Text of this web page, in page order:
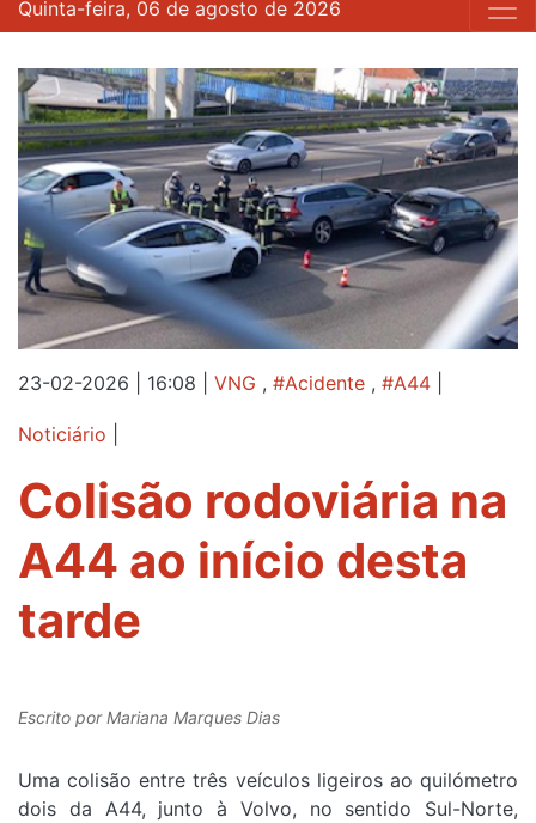
Quinta-feira, 06 de agosto de 2026
23-02-2026 | 16:08 VNG , #Acidente , #A44
Noticiário
Colisão rodoviária na
A44 ao início desta
tarde
Escrito porMariana Marques Dias
Uma colisão entre três veículos ligeiros ao quilómetro
dois da A44, junto à Volvo, no sentido Sul-Norte,